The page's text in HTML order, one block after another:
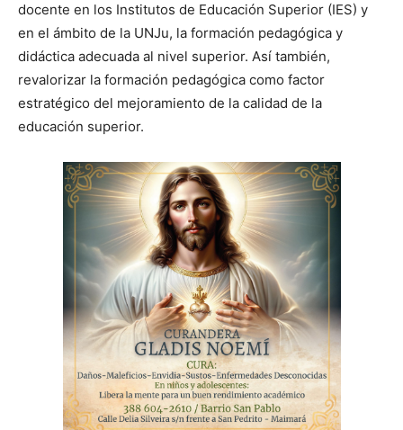
docente en los Institutos de Educación Superior (IES) y
en el ámbito de la UNJu, la formación pedagógica y
didáctica adecuada al nivel superior. Así también,
revalorizar la formación pedagógica como factor
estratégico del mejoramiento de la calidad de la
educación superior.